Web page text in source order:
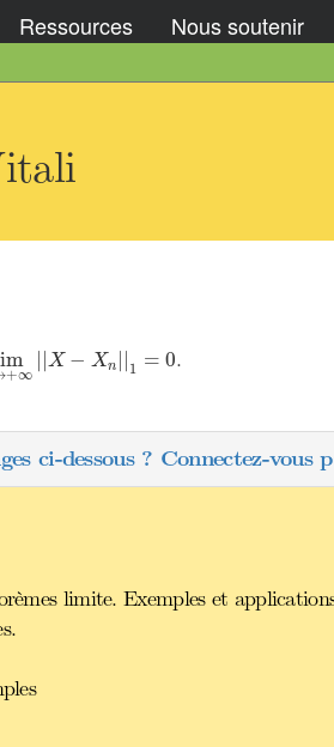
Ressources Nous soutenir
+∞
X − Xn 1 = 0
n →+∞ X−X 1=.
ci-dessous ? Connectez-
limite. Exemples et